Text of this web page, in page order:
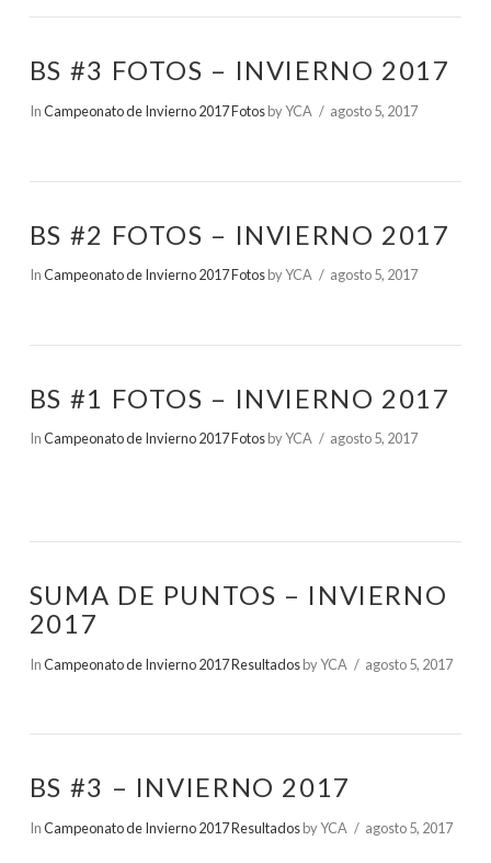
BS #3 FOTOS – INVIERNO 2017
InCampeonato de Invierno 2017 Fotosby YCA agosto 5, 2017
BS #2 FOTOS – INVIERNO 2017
InCampeonato de Invierno 2017 Fotosby YCA agosto 5, 2017
BS #1 FOTOS – INVIERNO 2017
InCampeonato de Invierno 2017 Fotosby YCA agosto 5, 2017
SUMA DE PUNTOS – INVIERNO
2017
InCampeonato de Invierno 2017 Resultadosby YCA agosto 5, 2017
BS #3 – INVIERNO 2017
InCampeonato de Invierno 2017 Resultadosby YCA agosto 5, 2017